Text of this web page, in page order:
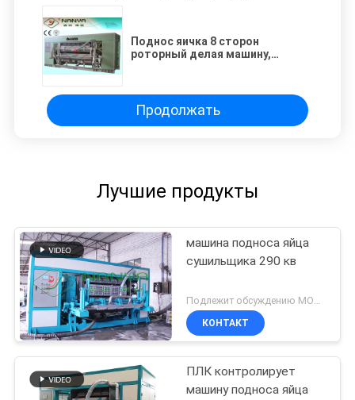
Поднос яичка 8 сторон
роторный делая машину,
Продолжать
Лучшие продукты
машина подноса яйца
сушильщика 290 кв
Подлежит обсуждению MOQ:Могущий быть предметом переговоров
КОНТАКТ
ПЛК контролирует
машину подноса яйца